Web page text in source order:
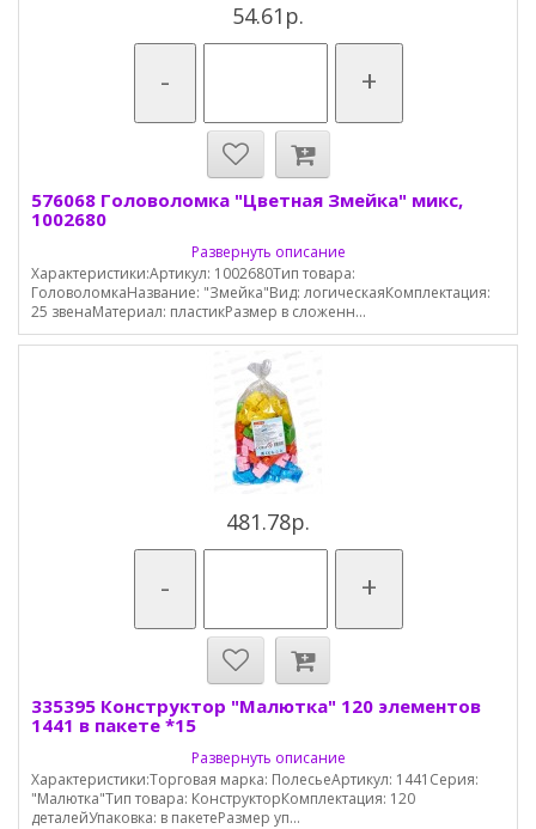
54.61р.
- +
576068 Головоломка "Цветная Змейка" микс,
1002680
Развернуть описание
Характеристики:Артикул: 1002680Тип товара:
ГоловоломкаНазвание: "Змейка"Вид: логическаяКомплектация:
25 звенаМатериал: пластикРазмер в сложенн...
481.78р.
- +
335395 Конструктор "Малютка" 120 элементов
1441 в пакете *15
Развернуть описание
Характеристики:Торговая марка: ПолесьеАртикул: 1441Серия:
"Малютка"Тип товара: КонструкторКомплектация: 120
деталейУпаковка: в пакетеРазмер уп...